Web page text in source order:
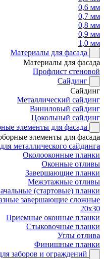
0,6 мм
0,7 мм
0,8 мм
0,9 мм
1,0 мм
Материалы для фасада
Материалы для фасада
Профлист стеновой
Сайдинг
Сайдинг
Металлический сайдинг
Виниловый сайдинг
Цокольный сайдинг
элементы для фасада
элементы для фасада
металлического сайдинга
Околооконные планки
Оконные отливы
Завершающие планки
Межэтажные отливы
(стартовые) планки
завершающие сложные
20x30
Приемные оконные планки
Стыковочные планки
Углы отлива
Финишные планки
заборов и ограждений